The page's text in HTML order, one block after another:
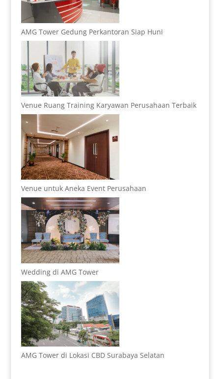
AMG Tower Gedung Perkantoran Siap Huni
Venue Ruang Training Karyawan Perusahaan Terbaik
Venue untuk Aneka Event Perusahaan
Wedding di AMG Tower
AMG Tower di Lokasi CBD Surabaya Selatan